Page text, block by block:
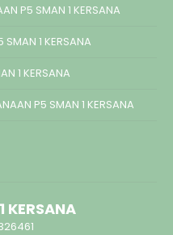
P5 SMAN 1 KERSANA
SMAN 1 KERSANA
1 KERSANA
P5 SMAN 1 KERSANA
KERSANA